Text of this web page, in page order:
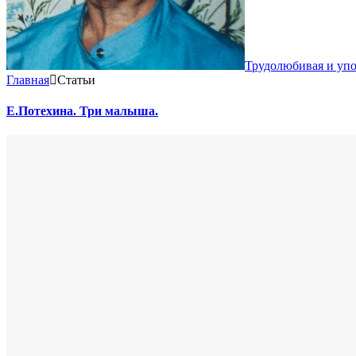
Трудолюбивая и
Главная Статьи
Е.Потехина. Три малыша.